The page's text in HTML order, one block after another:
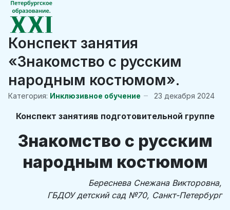
Конспект занятия
«Знакомство с русским
народным костюмом».
Категория: Инклюзивное обучение 23 декабря 2024
Конспект занятияв подготовительной группе
Знакомство с русским
народным костюмом
Береснева Снежана Викторовна,
ГБДОУ детский сад №70, Санкт-Петербург